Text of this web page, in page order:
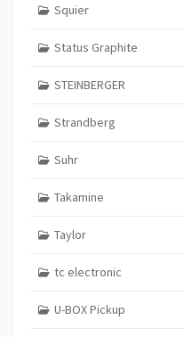
Squier
Status Graphite
STEINBERGER
Strandberg
Suhr
Takamine
Taylor
tc electronic
U-BOX Pickup